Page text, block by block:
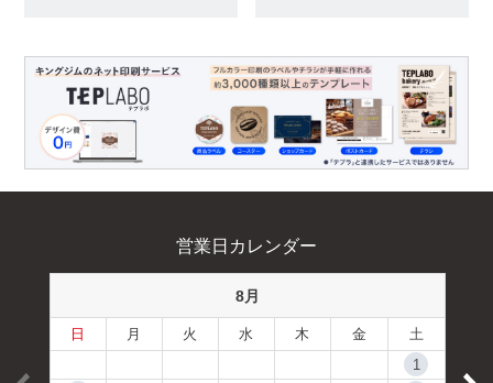
営業日カレンダー
8月
日 月 火 水 木 金
土
1